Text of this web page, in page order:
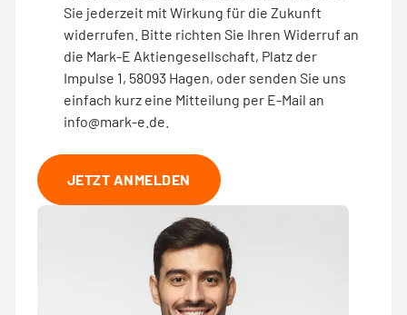
Sie jederzeit mit Wirkung für die Zukunft
widerrufen. Bitte richten Sie Ihren Widerruf an
die Mark-E Aktiengesellschaft, Platz der
Impulse 1, 58093 Hagen, oder senden Sie uns
einfach kurz eine Mitteilung per E-Mail an
info@mark-e.de.
JETZT ANMELDEN